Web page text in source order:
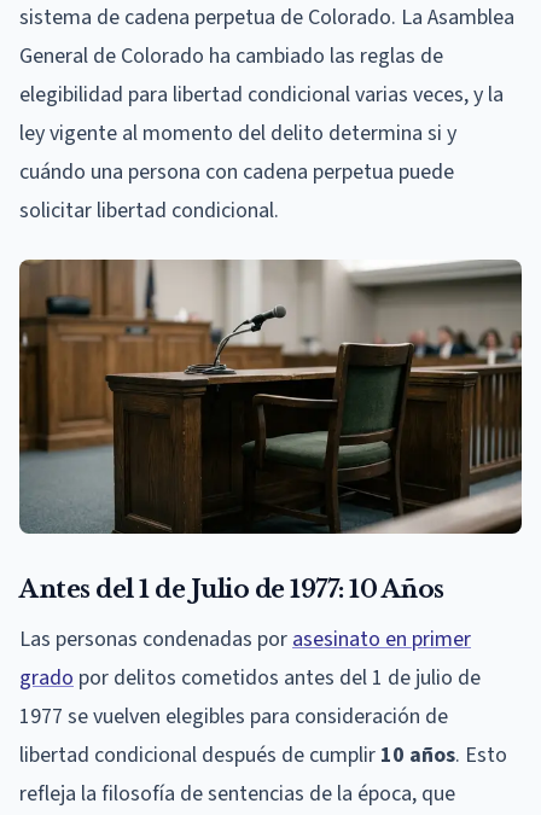
sistema de cadena perpetua de Colorado. La Asamblea
General de Colorado ha cambiado las reglas de
elegibilidad para libertad condicional varias veces, y la
ley vigente al momento del delito determina si y
cuándo una persona con cadena perpetua puede
solicitar libertad condicional.
Antes del 1 de Julio de 1977: 10 Años
Las personas condenadas por asesinato en primer
grado por delitos cometidos antes del 1 de julio de
1977 se vuelven elegibles para consideración de
libertad condicional después de cumplir 10 años. Esto
refleja la filosofía de sentencias de la época, que